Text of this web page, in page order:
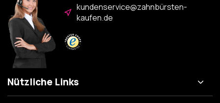
kundenservice@zahnbürsten-
kaufen.de
Nützliche Links